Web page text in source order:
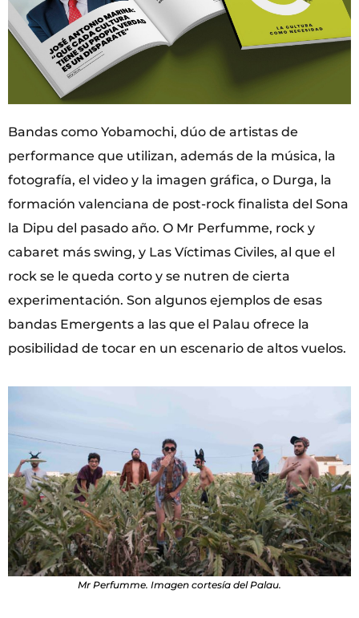
Bandas como Yobamochi, dúo de artistas de
performance que utilizan, además de la música, la
fotografía, el video y la imagen gráfica, o Durga, la
formación valenciana de post-rock finalista del Sona
la Dipu del pasado año. O Mr Perfumme, rock y
cabaret más swing, y Las Víctimas Civiles, al que el
rock se le queda corto y se nutren de cierta
experimentación. Son algunos ejemplos de esas
bandas Emergents a las que el Palau ofrece la
posibilidad de tocar en un escenario de altos vuelos.
Mr Perfumme. Imagen cortesía del Palau.